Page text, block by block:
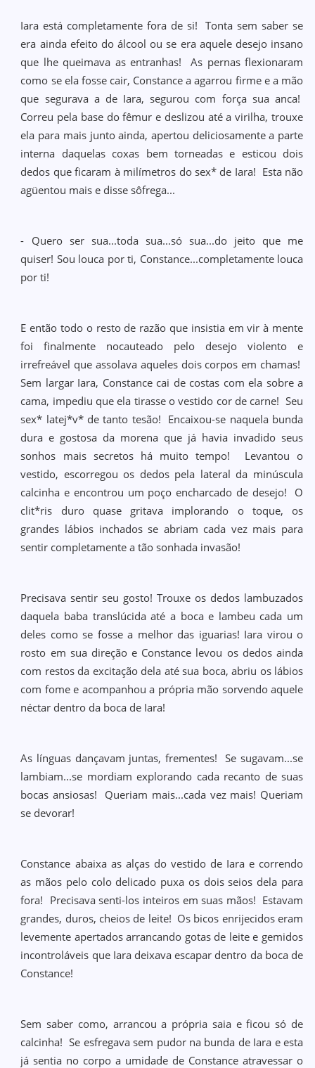
Iara está completamente fora de si! Tonta sem saber se
era ainda efeito do álcool ou se era aquele desejo insano
que lhe queimava as entranhas! As pernas flexionaram
como se ela fosse cair, Constance a agarrou firme e a mão
que segurava a de Iara, segurou com força sua anca!
Correu pela base do fêmur e deslizou até a virilha, trouxe
ela para mais junto ainda, apertou deliciosamente a parte
interna daquelas coxas bem torneadas e esticou dois
dedos que ficaram à milímetros do sex* de Iara! Esta não
agüentou mais e disse sôfrega...
- Quero ser sua...toda sua...só sua...do jeito que me
quiser! Sou louca por ti, Constance...completamente louca
por ti!
E então todo o resto de razão que insistia em vir à mente
foi finalmente nocauteado pelo desejo violento e
irrefreável que assolava aqueles dois corpos em chamas!
Sem largar Iara, Constance cai de costas com ela sobre a
cama, impediu que ela tirasse o vestido cor de carne! Seu
sex* latej*v* de tanto tesão! Encaixou-se naquela bunda
dura e gostosa da morena que já havia invadido seus
sonhos mais secretos há muito tempo! Levantou o
vestido, escorregou os dedos pela lateral da minúscula
calcinha e encontrou um poço encharcado de desejo! O
clit*ris duro quase gritava implorando o toque, os
grandes lábios inchados se abriam cada vez mais para
sentir completamente a tão sonhada invasão!
Precisava sentir seu gosto! Trouxe os dedos lambuzados
daquela baba translúcida até a boca e lambeu cada um
deles como se fosse a melhor das iguarias! Iara virou o
rosto em sua direção e Constance levou os dedos ainda
com restos da excitação dela até sua boca, abriu os lábios
com fome e acompanhou a própria mão sorvendo aquele
néctar dentro da boca de Iara!
As línguas dançavam juntas, frementes! Se sugavam...se
lambiam...se mordiam explorando cada recanto de suas
bocas ansiosas! Queriam mais...cada vez mais! Queriam
se devorar!
Constance abaixa as alças do vestido de Iara e correndo
as mãos pelo colo delicado puxa os dois seios dela para
fora! Precisava senti-los inteiros em suas mãos! Estavam
grandes, duros, cheios de leite! Os bicos enrijecidos eram
levemente apertados arrancando gotas de leite e gemidos
incontroláveis que Iara deixava escapar dentro da boca de
Constance!
Sem saber como, arrancou a própria saia e ficou só de
calcinha! Se esfregava sem pudor na bunda de Iara e esta
já sentia no corpo a umidade de Constance atravessar o